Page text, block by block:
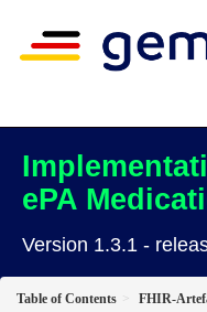
ePA
Version 1.3.1 -
Table of Contents FHIR-